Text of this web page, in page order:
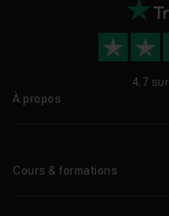
4.7 sur
À propos
Cours & formations